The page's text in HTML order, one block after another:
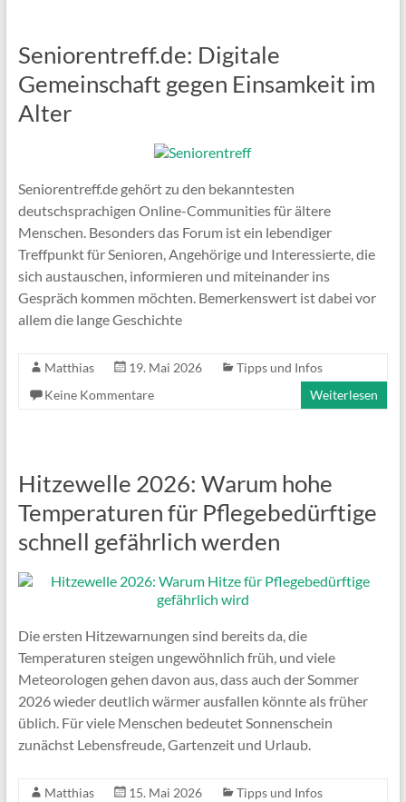
Seniorentreff.de: Digitale
Gemeinschaft gegen Einsamkeit im
Alter
Seniorentreff.de gehört zu den bekanntesten
deutschsprachigen Online-Communities für ältere
Menschen. Besonders das Forum ist ein lebendiger
Treffpunkt für Senioren, Angehörige und Interessierte, die
sich austauschen, informieren und miteinander ins
Gespräch kommen möchten. Bemerkenswert ist dabei vor
allem die lange Geschichte
Matthias 19. Mai 2026
Tipps und Infos
Keine Kommentare
Weiterlesen
Hitzewelle 2026: Warum hohe
Temperaturen für Pflegebedürftige
schnell gefährlich werden
Die ersten Hitzewarnungen sind bereits da, die
Temperaturen steigen ungewöhnlich früh, und viele
Meteorologen gehen davon aus, dass auch der Sommer
2026 wieder deutlich wärmer ausfallen könnte als früher
üblich. Für viele Menschen bedeutet Sonnenschein
zunächst Lebensfreude, Gartenzeit und Urlaub.
Matthias 15. Mai 2026
Tipps und Infos